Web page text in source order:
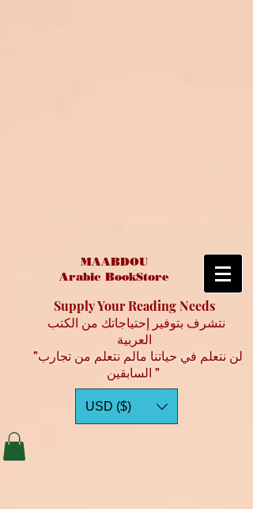
MAABDOU
Arabic BookStore
Supply Your Reading Needs
العربية
"لن نتعلم في حياتنا مالم نتعلم من تجارب
السابقين "
USD ($)